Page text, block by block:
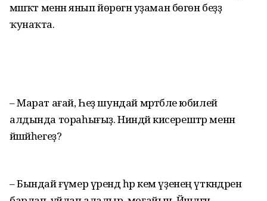
мәшәҡәт менән янып йөрөгән уҙаман бөгөн беҙҙә
ҡунаҡта.
– Марат ағай, Һеҙ шундай мәртәбәле юбилей
алдында тораһығыҙ. Ниндәй кисерештәр менән
йәшәйһегеҙ?
– Бындай ғүмер үрендә һәр кем үҙенең үткәндәрен